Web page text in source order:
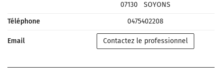
07130
SOYONS
Téléphone
0475402208
Email Contactez le professionnel